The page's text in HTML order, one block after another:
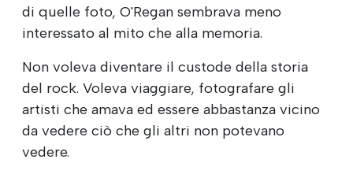
di quelle foto, O'Regan sembrava meno
interessato al mito che alla memoria.
Non voleva diventare il custode della storia
del rock. Voleva viaggiare, fotografare gli
artisti che amava ed essere abbastanza vicino
da vedere ciò che gli altri non potevano
vedere.